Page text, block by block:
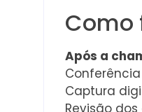
Como
Após a
Captura